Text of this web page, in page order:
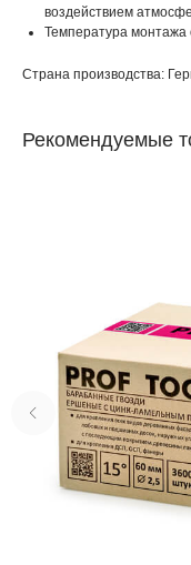
воздействием
Температура монтажа
Страна производства:
Рекомендуемые